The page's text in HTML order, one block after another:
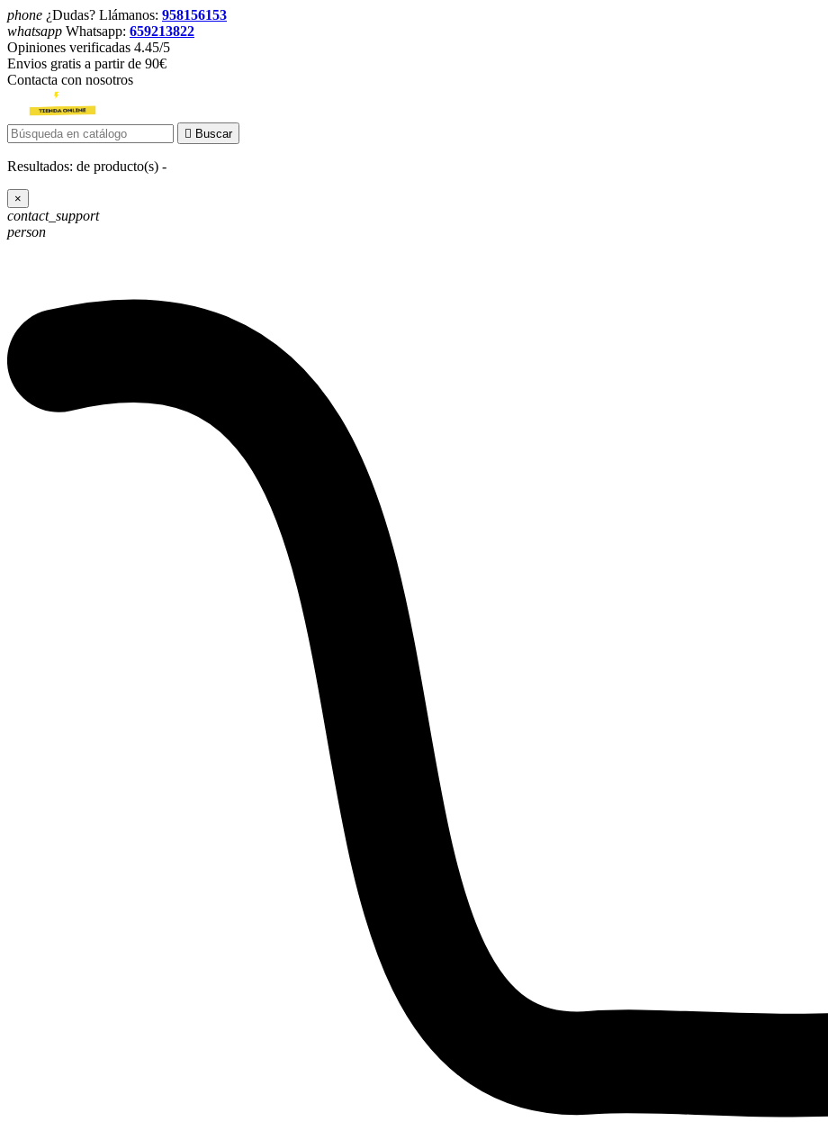
phone ¿Dudas? Llámanos: 958156153
whatsapp Whatsapp: 659213822
Opiniones verificadas 4.45/5
Envios gratis a partir de 90€
Contacta con nosotros
 Buscar
Resultados: de producto(s) -
×
contact_support
person